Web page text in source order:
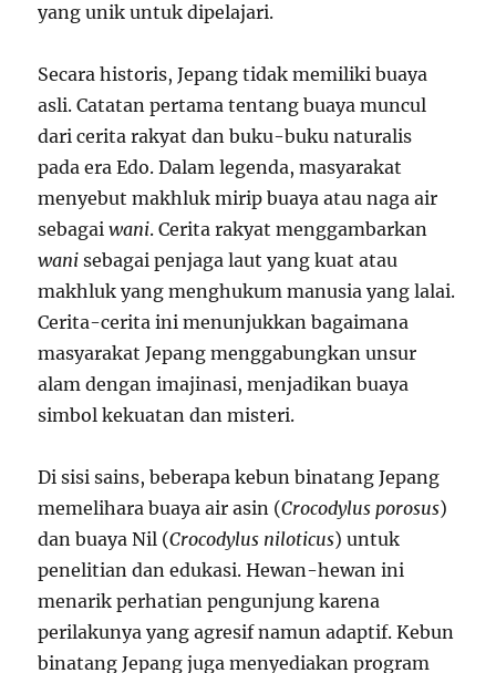
yang unik untuk dipelajari.
Secara historis, Jepang tidak memiliki buaya
asli. Catatan pertama tentang buaya muncul
dari cerita rakyat dan buku-buku naturalis
pada era Edo. Dalam legenda, masyarakat
menyebut makhluk mirip buaya atau naga air
sebagaiwani. Cerita rakyat menggambarkan
wani sebagai penjaga laut yang kuat atau
makhluk yang menghukum manusia yang lalai.
Cerita-cerita ini menunjukkan bagaimana
masyarakat Jepang menggabungkan unsur
alam dengan imajinasi, menjadikan buaya
simbol kekuatan dan misteri.
Di sisi sains, beberapa kebun binatang Jepang
memelihara buaya air asin (Crocodylus porosus)
dan buaya Nil (Crocodylus niloticus) untuk
penelitian dan edukasi. Hewan-hewan ini
menarik perhatian pengunjung karena
perilakunya yang agresif namun adaptif. Kebun
binatang Jepang juga menyediakan program